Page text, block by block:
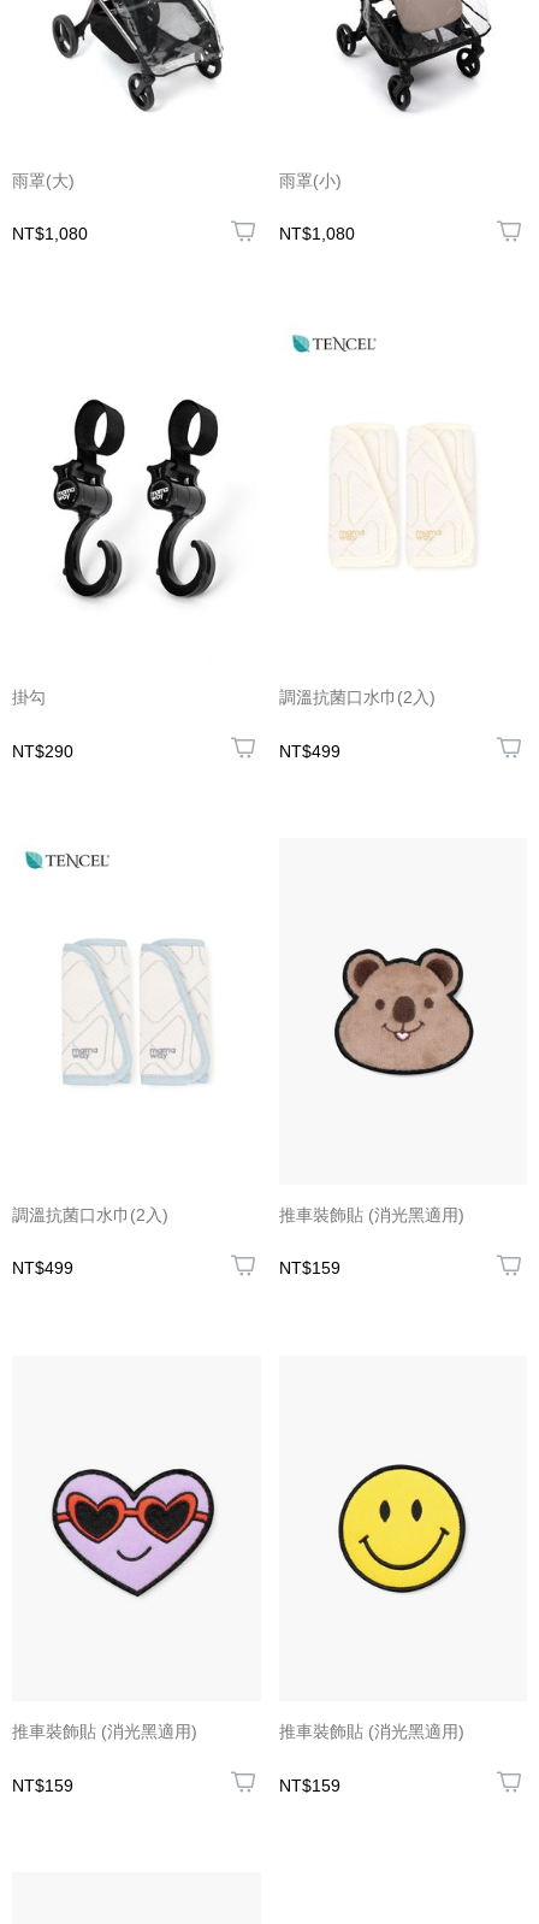
雨罩(大)
NT$1,080
雨罩(小)
NT$1,080
掛勾
NT$290
調溫抗菌口水巾(2入)
NT$499
調溫抗菌口水巾(2入)
NT$499
推車裝飾貼 (消光黑適用)
NT$159
推車裝飾貼 (消光黑適用)
NT$159
推車裝飾貼 (消光黑適用)
NT$159